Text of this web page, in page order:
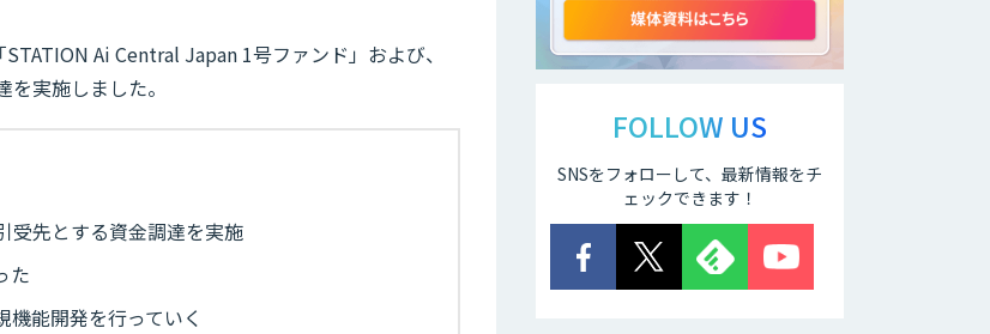
Ai Central Japan 1号ファンド」および、
実施しました。
受先とする資金調達を実施
た
能開発を行っていく
FOLLOW US
SNSをフォローして、最新情報をチ
ェックできます！